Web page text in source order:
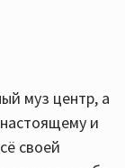
муз центр, а
и
своей